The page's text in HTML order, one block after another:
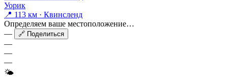
Уорик
📍 113 км · Квинсленд
Определяем ваше местоположение…
—
🔗 Поделиться
—
—
—
🌤